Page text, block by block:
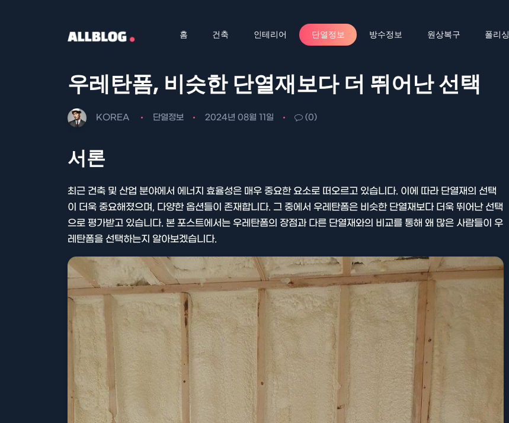
홈 건축 인테리어 단열정보 방수정보 원상복구 폴리싱
우레탄폼, 비슷한 단열재보다 더 뛰어난 선택
KOREA 단열정보 2024년 08월 11일 (0)
서론
최근 건축 및 산업 분야에서 에너지 효율성은 매우 중요한 요소로 떠오르고 있습니다. 이에 따라 단열재의 선택
이 더욱 중요해졌으며, 다양한 옵션들이 존재합니다. 그 중에서 우레탄폼은 비슷한 단열재보다 더욱 뛰어난 선택
으로 평가받고 있습니다. 본 포스트에서는 우레탄폼의 장점과 다른 단열재와의 비교를 통해 왜 많은 사람들이 우
레탄폼을 선택하는지 알아보겠습니다.